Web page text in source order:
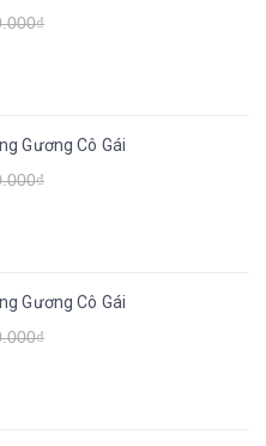
Gương Cô Gái
Gương Cô Gái